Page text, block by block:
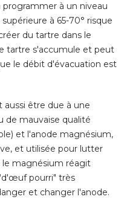
à un niveau
à 65-70° risque
du tartre dans le
tartre s'accumule et peut
le débit d'évacuation est
être due à une
de mauvaise qualité
et l'anode magnésium,
et utilisée pour lutter
le magnésium réagit
pourri" très
et changer l'anode.